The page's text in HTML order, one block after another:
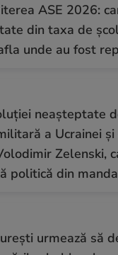
ASE 2026:
din taxa de
unde au fost
neașteptate
a Ucrainei
Zelenski,
politică din
urmează să